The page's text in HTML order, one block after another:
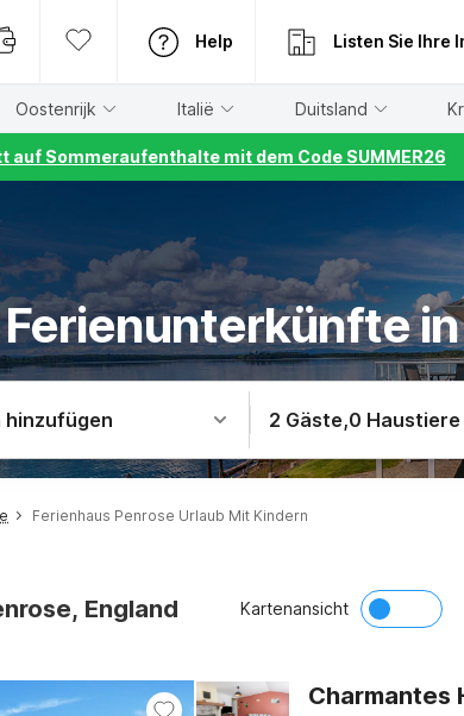
Help Listen Sie Ihre
Oostenrijk Italië Duitsland
auf Sommeraufenthalte mit dem Code SUMMER26
hinzufügen 2 Gäste,0 Haustiere
Ferienhaus Penrose Urlaub Mit Kindern
England Kartenansicht
Charmantes